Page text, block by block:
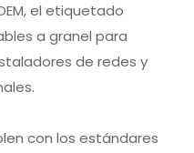
el etiquetado
a granel para
de redes y
con los estándares